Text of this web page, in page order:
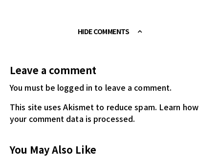
HIDE COMMENTS
Leave a comment
You must be logged in to leave a comment.
This site uses Akismet to reduce spam. Learn how
your comment data is processed.
You May Also Like